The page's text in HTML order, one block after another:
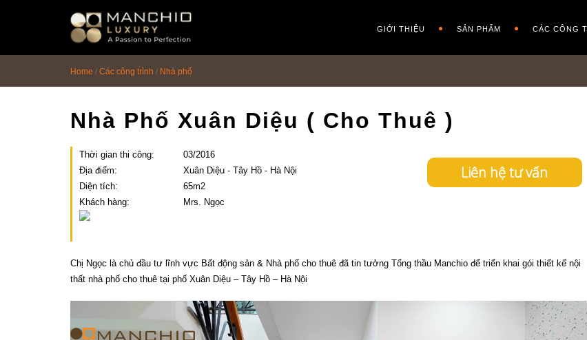
GIỚI THIỆU SẢN PHẨM CÁC CÔNG
Home / Các công trình / Nhà phố
Nhà Phố Xuân Diệu ( Cho Thuê )
Thời gian thi công:
03/2016
Địa điểm:
Xuân Diệu - Tây Hồ - Hà Nội
Diện tích:
65m2
Khách hàng:
Mrs. Ngọc
Liên hệ tư vấn
Chị Ngọc là chủ đầu tư lĩnh vực Bất động sản & Nhà phố cho thuê đã tin tưởng Tổng thầu Manchio để triển khai gói thiết kế nội
thất nhà phố cho thuê tại phố Xuân Diệu – Tây Hồ – Hà Nội